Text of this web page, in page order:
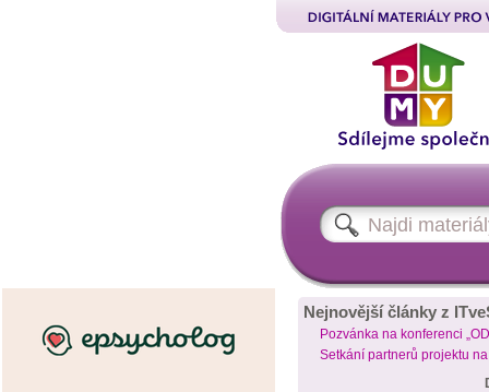
Nejnovější články z
Pozvánka na konferenci
Setkání partnerů projektu